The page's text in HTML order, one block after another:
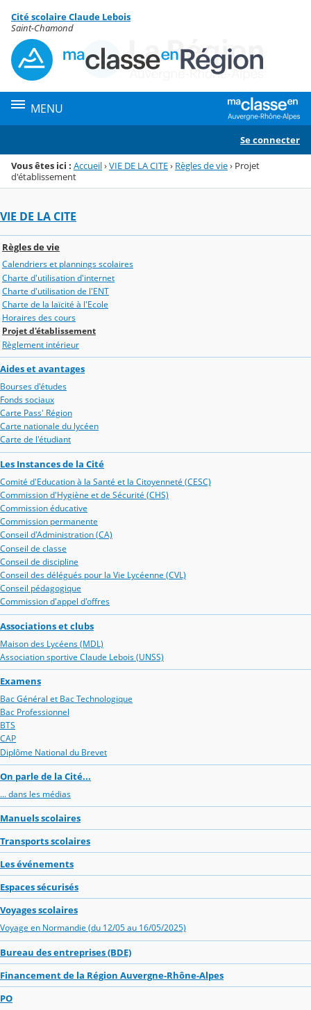
Menu de la rubrique
Contenu
Cité scolaire Claude Lebois
Saint-Chamond
MENU
Se connecter
Vous êtes ici : Accueil›VIE DE LA CITE› Règles de vie› Projet
d'établissement
VIE DE LA CITE
Règles de vie
Calendriers et plannings scolaires
Charte d'utilisation d'internet
Charte d'utilisation de l'ENT
Charte de la laïcité à l'Ecole
Horaires des cours
Projet d'établissement
Règlement intérieur
Aides et avantages
Bourses d'études
Fonds sociaux
Carte Pass' Région
Carte nationale du lycéen
Carte de l'étudiant
Les Instances de la Cité
Comité d'Education à la Santé et la Citoyenneté (CESC)
Commission d'Hygiène et de Sécurité (CHS)
Commission éducative
Commission permanente
Conseil d'Administration (CA)
Conseil de classe
Conseil de discipline
Conseil des délégués pour la Vie Lycéenne (CVL)
Conseil pédagogique
Commission d'appel d'offres
Associations et clubs
Maison des Lycéens (MDL)
Association sportive Claude Lebois (UNSS)
Examens
Bac Général et Bac Technologique
Bac Professionnel
BTS
CAP
Diplôme National du Brevet
On parle de la Cité...
... dans les médias
Manuels scolaires
Transports scolaires
Les événements
Espaces sécurisés
Voyages scolaires
Voyage en Normandie (du 12/05 au 16/05/2025)
Bureau des entreprises (BDE)
Financement de la Région Auvergne-Rhône-Alpes
PO